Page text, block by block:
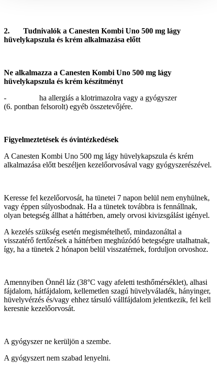
2. Tudnivalók a Canesten Kombi Uno 500 mg lágy
hüvelykapszula és krém alkalmazása előtt
Ne alkalmazza a Canesten Kombi Uno 500 mg lágy
hüvelykapszula és krém készítményt
- ha allergiás a klotrimazolra vagy a gyógyszer
(6. pontban felsorolt) egyéb összetevőjére.
Figyelmeztetések és óvintézkedések
A Canesten Kombi Uno 500 mg lágy hüvelykapszula és krém
alkalmazása előtt beszéljen kezelőorvosával vagy gyógyszerészével.
Keresse fel kezelőorvosát, ha tünetei 7 napon belül nem enyhülnek,
vagy éppen súlyosbodnak. Ha a tünetek továbbra is fennállnak,
olyan betegség állhat a háttérben, amely orvosi kivizsgálást igényel.
A kezelés szükség esetén megismételhető, mindazonáltal a
visszatérő fertőzések a háttérben meghúzódó betegségre utalhatnak,
így, ha a tünetek 2 hónapon belül visszatérnek, forduljon orvoshoz.
Amennyiben Önnél láz (38°C vagy afeletti testhőmérséklet), alhasi
fájdalom, hátfájdalom, kellemetlen szagú hüvelyváladék, hányinger,
hüvelyvérzés és/vagy ehhez társuló vállfájdalom jelentkezik, fel kell
keresnie kezelőorvosát.
A gyógyszer ne kerüljön a szembe.
A gyógyszert nem szabad lenyelni.